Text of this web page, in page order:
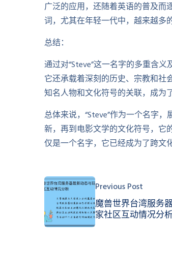
广泛的应用，还随着英语的普及而
词，尤其在年轻一代中，越来越多
总结：
通过对“Steve”这一名字的多重含
它还承载着深刻的历史、宗教和社
知名人物和文化符号的关联，成为
总体来说，“Steve”作为一个名字
新，再到电影文学的文化符号，它
仅是一个名字，它已经成为了跨文
Previous Post
魔兽世界台湾服务
家社区互动情况分